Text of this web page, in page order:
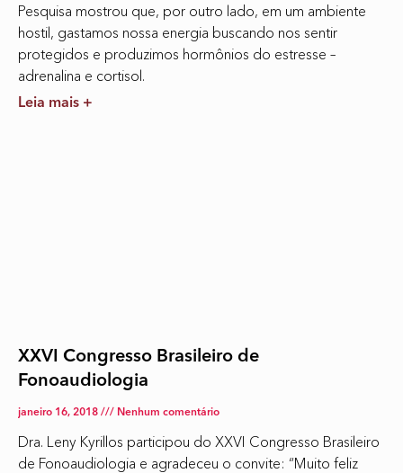
Pesquisa mostrou que, por outro lado, em um ambiente
hostil, gastamos nossa energia buscando nos sentir
protegidos e produzimos hormônios do estresse –
adrenalina e cortisol.
Leia mais +
XXVI Congresso Brasileiro de
Fonoaudiologia
janeiro 16, 2018 Nenhum comentário
Dra. Leny Kyrillos participou do XXVI Congresso Brasileiro
de Fonoaudiologia e agradeceu o convite: “Muito feliz